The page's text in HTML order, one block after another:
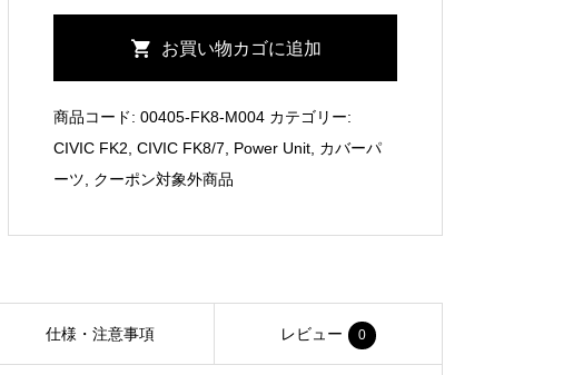
Carbon
Engine
お買い物カゴに追加
商品コード:00405-FK8-M004 カテゴリー:
CIVIC FK2 ,CIVIC FK8/7 Power Unit カバーパ
ーツ
クーポン対象外商品
仕様・注意事項 レビュー 0